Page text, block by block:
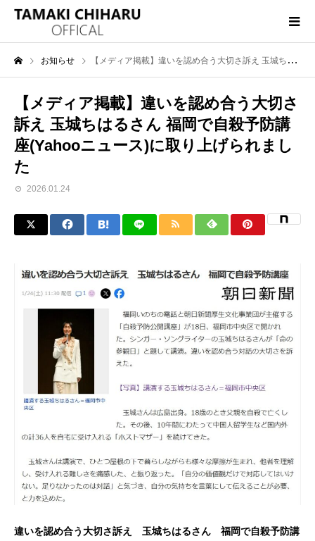
お知らせ 【メディア掲載】違いを認め合う大切さ訴え 玉城ちはるさん 福岡で自殺予防講座(Yahooニュース)に取り上げられました
【メディア掲載】違いを認め合う大切さ
訴え 玉城ちはるさん 福岡で自殺予防講
座(Yahooニュース)に取り上げられまし
た
2026.01.24
違いを認め合う大切さ訴え 玉城ちはるさん 福岡で自殺予防講